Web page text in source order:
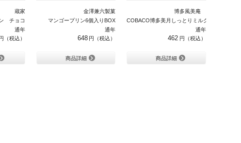
蔵家
チョコ
通年
金澤兼六製菓
マンゴープリン6個入りBOX
通年
648
商品詳細
博多風美庵
COBACO博多美月しっとりミルクフィナンシ
通年
462
商品詳細